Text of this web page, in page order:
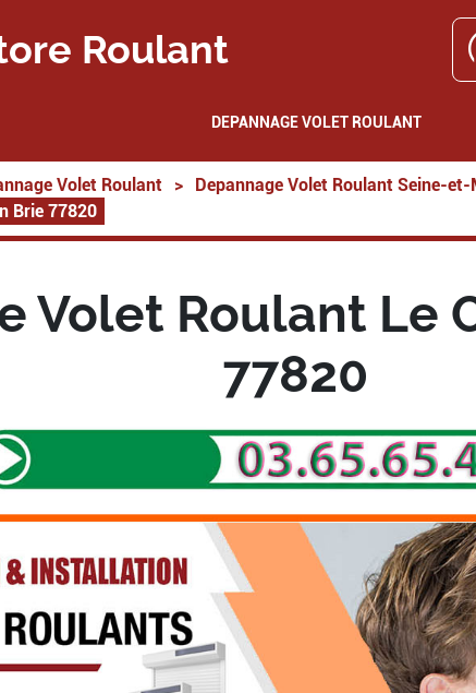
Roulant
DEPANNAGE VOLET ROULANT
Volet Roulant > Depannage Volet Roulant Seine-et-
Brie 77820
Volet Roulant Le
77820